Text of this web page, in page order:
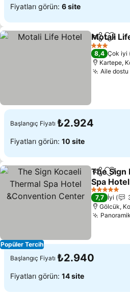
Fiyatları görün: 6 site
Paylaş
Motali
3 Yıldız
8,4 Çok iyi
Kartepe,
Aile dostu
Başlangıç Fiyatı ₺2.924
Fiyatları görün: 10 site
Popüler Tercih
Paylaş
The Sign
Spa
Center
Fiyatları
5 Yıldız
7,7 İyi
Gölcük,
Başlangıç Fiyatı ₺2.940
Fiyatları görün: 14 site